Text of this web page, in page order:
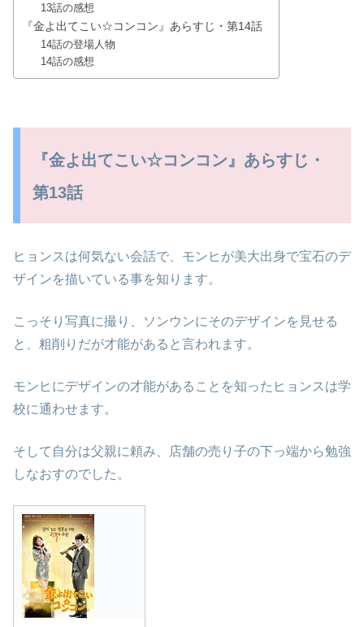
13話の感想
『金よ出てこい☆コンコン』あらすじ・第14話
14話の登場人物
14話の感想
『金よ出てこい☆コンコン』あらすじ・
第13話
ヒョンスは何気ない会話で、モンヒが美大出身で宝石のデ
ザインを描いている事を知ります。
こっそり写真に撮り、ソンウンにそのデザインを見せる
と、粗削りだが才能があると言われます。
モンヒにデザインの才能があることを知ったヒョンスは学
校に通わせます。
そして自分は父親に頼み、店舗の売り子の下っ端から勉強
しなおすのでした。